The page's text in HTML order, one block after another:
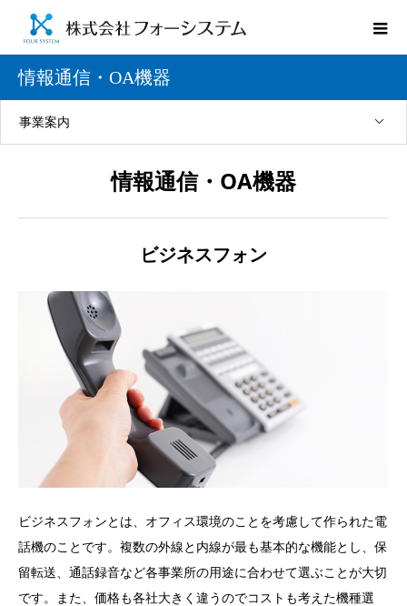
情報通信・OA機器
事業案内
情報通信・OA機器
ビジネスフォン
ビジネスフォンとは、オフィス環境のことを考慮して作られた電
話機のことです。複数の外線と内線が最も基本的な機能とし、保
留転送、通話録音など各事業所の用途に合わせて選ぶことが大切
です。また、価格も各社大きく違うのでコストも考えた機種選